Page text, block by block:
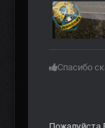
Спасибо